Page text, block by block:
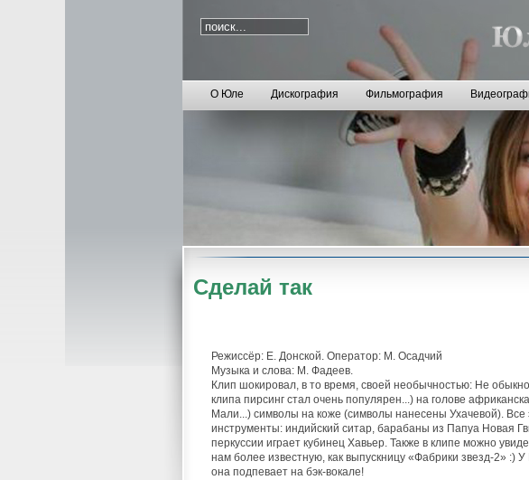
О Юле Дискография Фильмография
Сделай так
Режиссёр: Е. Донской. Оператор: М. Осадчий
Музыка и слова: М. Фадеев.
Клип шокировал, в то время, своей необычностью: Не
клипа пирсинг стал очень популярен...) на голове
Мали...) символы на коже (символы нанесены Ухачевой). Все
инструменты: индийский ситар, барабаны из Папуа Новая
перкуссии играет кубинец Хавьер. Также в клипе можно
нам более известную, как выпускницу «Фабрики звезд-2»
она подпевает на бэк-вокале!